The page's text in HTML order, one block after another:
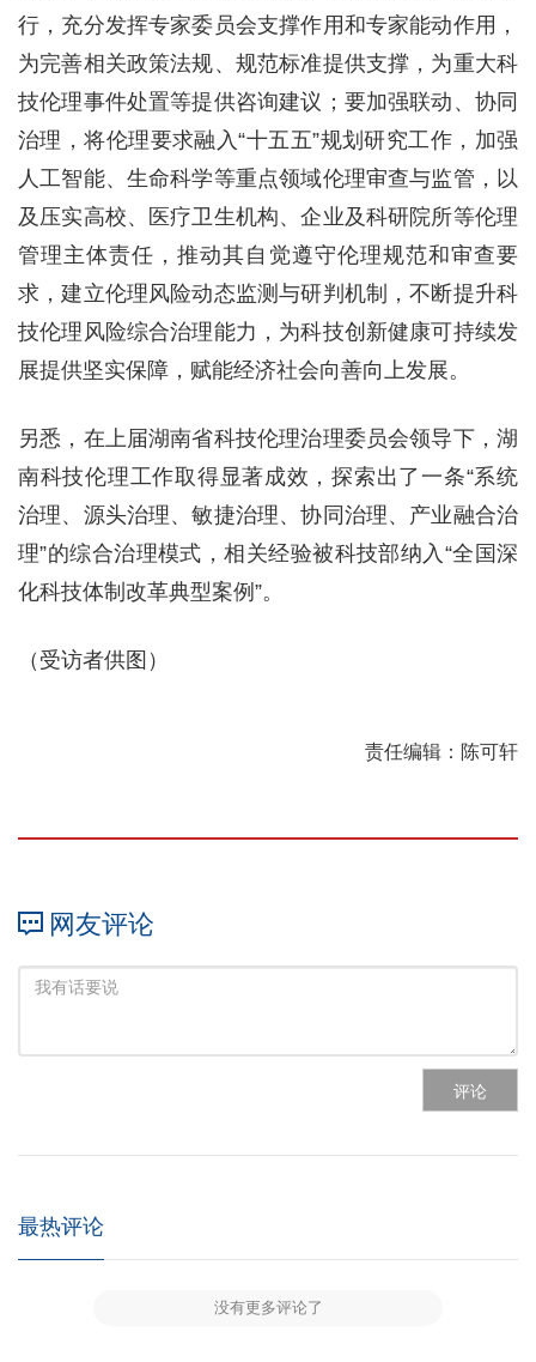
行，充分发挥专家委员会支撑作用和专家能动作用，
为完善相关政策法规、规范标准提供支撑，为重大科
技伦理事件处置等提供咨询建议；要加强联动、协同
治理，将伦理要求融入“十五五”规划研究工作，加强
人工智能、生命科学等重点领域伦理审查与监管，以
及压实高校、医疗卫生机构、企业及科研院所等伦理
管理主体责任，推动其自觉遵守伦理规范和审查要
求，建立伦理风险动态监测与研判机制，不断提升科
技伦理风险综合治理能力，为科技创新健康可持续发
展提供坚实保障，赋能经济社会向善向上发展。
另悉，在上届湖南省科技伦理治理委员会领导下，湖
南科技伦理工作取得显著成效，探索出了一条“系统
治理、源头治理、敏捷治理、协同治理、产业融合治
理”的综合治理模式，相关经验被科技部纳入“全国深
化科技体制改革典型案例”。
（受访者供图）
责任编辑：陈可轩
网友评论
评论
最热评论
没有更多评论了